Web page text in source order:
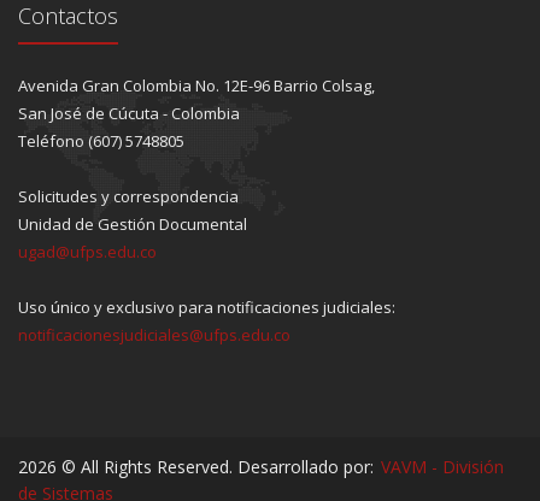
Contactos
Avenida Gran Colombia No. 12E-96 Barrio Colsag,
San José de Cúcuta - Colombia
Teléfono (607) 5748805
Solicitudes y correspondencia
Unidad de Gestión Documental
ugad@ufps.edu.co
Uso único y exclusivo para notificaciones judiciales:
notificacionesjudiciales@ufps.edu.co
2026 © All Rights Reserved. Desarrollado por: VAVM - División
de Sistemas